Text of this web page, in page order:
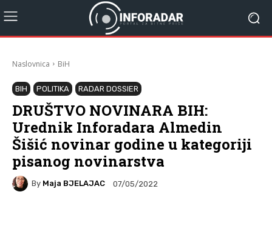
Naslovnica BiH
BIH POLITIKA RADAR DOSSIER
DRUŠTVO NOVINARA BIH:
Urednik Inforadara Almedin
Šišić novinar godine u kategoriji
pisanog novinarstva
By Maja BJELAJAC 07/05/2022